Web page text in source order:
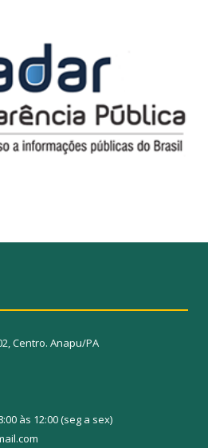
Centro. Anapu/PA
às 12:00 (seg a sex)